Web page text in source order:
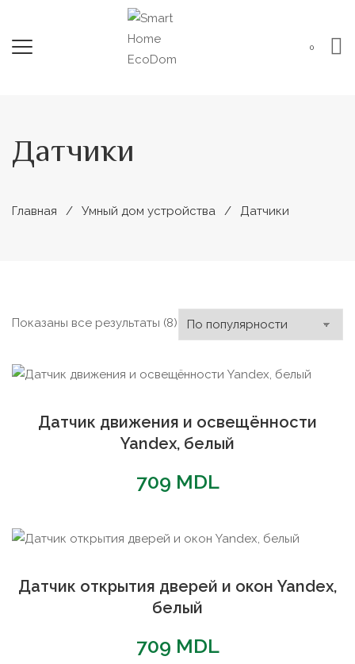
0
Датчики
Главная Умный дом устройства Датчики
Показаны все результаты (8) Сортировка:
по
Датчик движения и освещённости
Yandex, белый
709 MDL
Датчик открытия дверей и окон Yandex,
белый
709 MDL